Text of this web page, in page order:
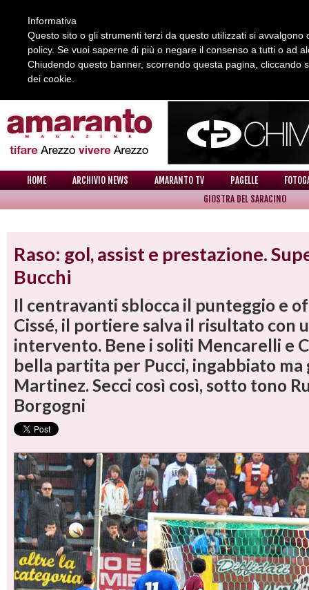
REDAZIONE COLLABORA CON NOI
HOME ARCHIVIO NEWS AMARANTO TV PAGELLE
GIOSTRA DEL SARACINO
Raso: gol, assist e prestazione.
Bucchi
Il centravanti sblocca il punteggio e
Cissé, il portiere salva il risultato con
intervento. Bene i soliti Mencarelli e
bella partita per Pucci, ingabbiato ma
Martinez. Secci così così, sotto tono
Borgogni
Informativa
Questo sito o gli strumenti terzi da questo utilizzati si
policy. Se vuoi saperne di più o negare il consenso a tutti o ad
Chiudendo questo banner, scorrendo questa pagina, cliccando
dei cookie.